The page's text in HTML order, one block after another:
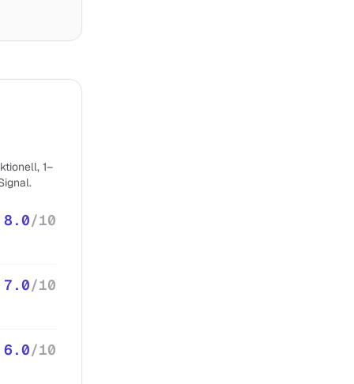
1–
8.0/10
7.0/10
6.0/10